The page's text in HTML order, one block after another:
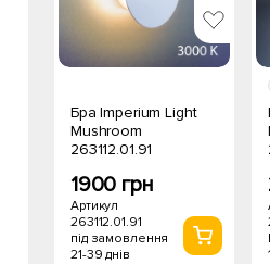
Бра Imperium Light
Mushroom
263112.01.91
1900 грн
Артикул
263112.01.91
під замовлення
21-39 днів